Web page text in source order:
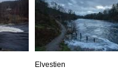
Elvestien